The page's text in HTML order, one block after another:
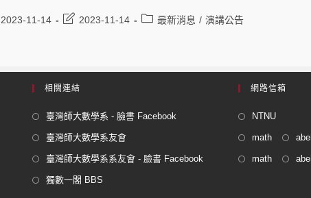
2023-11-14 2023-11-14 最新消息 / 演講公告
相關連結
臺灣師大數學系 - 臉書 Facebook
臺灣師大數學系友會
臺灣師大數學系系友會 - 臉書 Facebook
獨數一閣 BBS
網路信箱
NTNU
math abel
math abel